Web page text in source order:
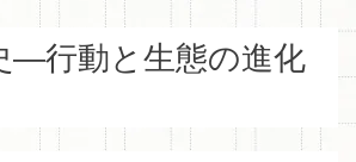
―行動と生態の進化